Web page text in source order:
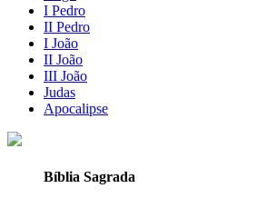
I Pedro
II Pedro
I João
II João
III João
Judas
Apocalipse
Bíblia Sagrada